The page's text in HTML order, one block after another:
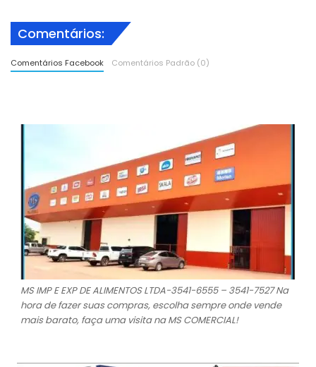
Comentários:
Comentários Facebook Comentários Padrão (0)
MS IMP E EXP DE ALIMENTOS LTDA-3541-6555 – 3541-7527 Na
hora de fazer suas compras, escolha sempre onde vende
mais barato, faça uma visita na MS COMERCIAL!